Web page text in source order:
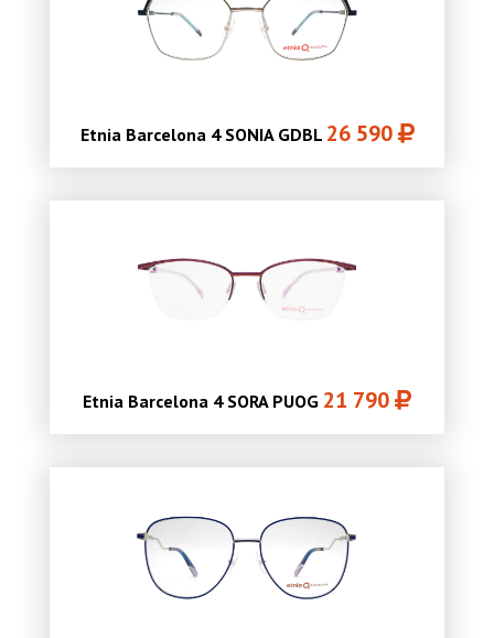
Etnia Barcelona 4 SONIA GDBL 26 590
Etnia Barcelona 4 SORA PUOG 21 790